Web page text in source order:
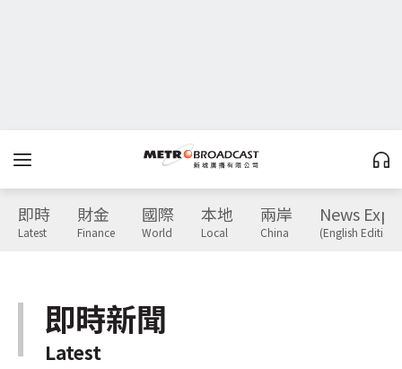
即時
Latest
財金
Finance
國際
World
本地
Local
兩岸
China
News
(English Edition)
即時新聞
Latest